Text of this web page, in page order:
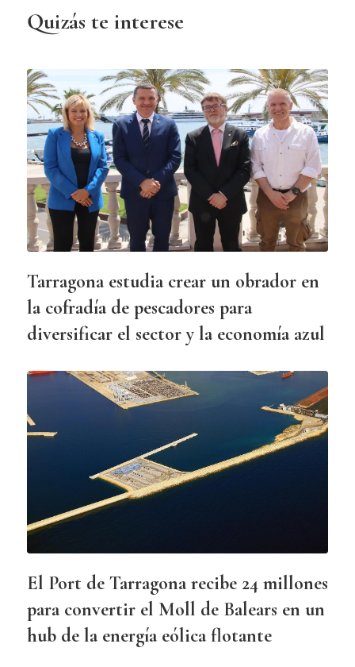
Quizás te interese
Tarragona estudia crear un obrador en
la cofradía de pescadores para
diversificar el sector y la economía azul
El Port de Tarragona recibe 24 millones
para convertir el Moll de Balears en un
hub de la energía eólica flotante